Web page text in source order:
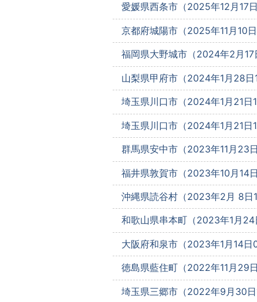
愛媛県西条市（2025年12月17
京都府城陽市（2025年11月10
福岡県大野城市（2024年2月17
山梨県甲府市（2024年1月28日
埼玉県川口市（2024年1月21日
埼玉県川口市（2024年1月21日
群馬県安中市（2023年11月23
福井県敦賀市（2023年10月14
沖縄県読谷村（2023年2月 8日
和歌山県串本町（2023年1月24
大阪府和泉市（2023年1月14日
徳島県藍住町（2022年11月29
埼玉県三郷市（2022年9月30